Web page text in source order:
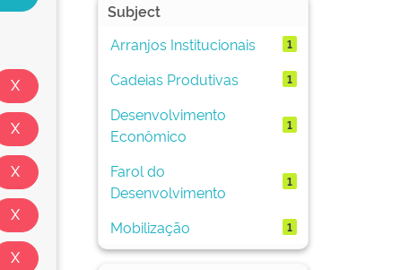
Subject
Arranjos Institucionais
1
Cadeias Produtivas 1
Desenvolvimento
Econômico
1
Farol do
Desenvolvimento
1
Mobilização 1